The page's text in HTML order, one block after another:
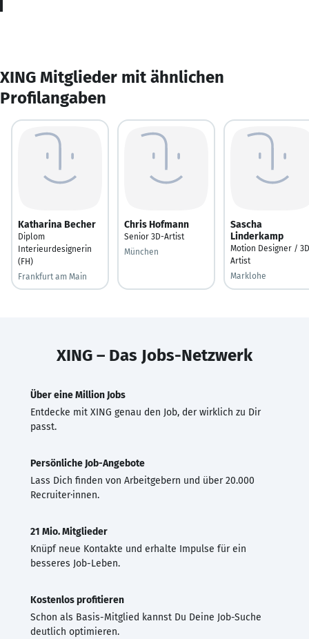
XING Mitglieder mit ähnlichen
Profilangaben
Katharina Becher
Diplom
Interieurdesignerin
(FH)
Frankfurt am Main
Chris Hofmann
Senior 3D-Artist
München
Sascha
Linderkamp
Motion Designer /
Artist
Marklohe
XING – Das Jobs-Netzwerk
Über eine Million Jobs
Entdecke mit XING genau den Job, der wirklich zu Dir
passt.
Persönliche Job-Angebote
Lass Dich finden von Arbeitgebern und über 20.000
Recruiter·innen.
21 Mio. Mitglieder
Knüpf neue Kontakte und erhalte Impulse für ein
besseres Job-Leben.
Kostenlos profitieren
Schon als Basis-Mitglied kannst Du Deine Job-Suche
deutlich optimieren.